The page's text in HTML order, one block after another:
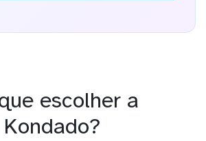
escolher a
Kondado?